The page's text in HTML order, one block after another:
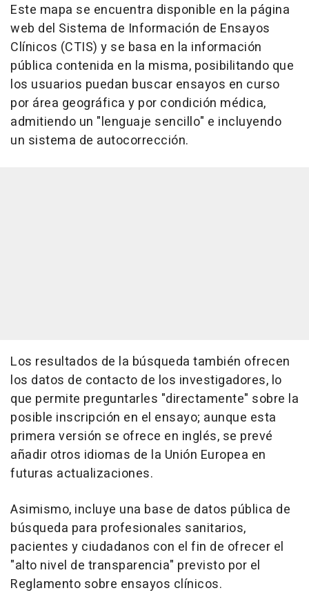
Este mapa se encuentra disponible en la página
web del Sistema de Información de Ensayos
Clínicos (CTIS) y se basa en la información
pública contenida en la misma, posibilitando que
los usuarios puedan buscar ensayos en curso
por área geográfica y por condición médica,
admitiendo un "lenguaje sencillo" e incluyendo
un sistema de autocorrección.
Los resultados de la búsqueda también ofrecen
los datos de contacto de los investigadores, lo
que permite preguntarles "directamente" sobre la
posible inscripción en el ensayo; aunque esta
primera versión se ofrece en inglés, se prevé
añadir otros idiomas de la Unión Europea en
futuras actualizaciones.
Asimismo, incluye una base de datos pública de
búsqueda para profesionales sanitarios,
pacientes y ciudadanos con el fin de ofrecer el
"alto nivel de transparencia" previsto por el
Reglamento sobre ensayos clínicos.